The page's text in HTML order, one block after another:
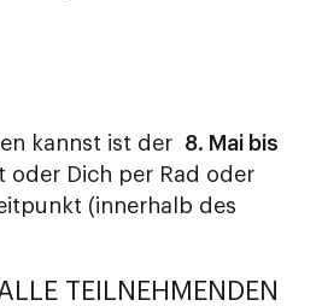
kannst ist der 8. Mai bis
oder Dich per Rad oder
(innerhalb des
TEILNEHMENDEN